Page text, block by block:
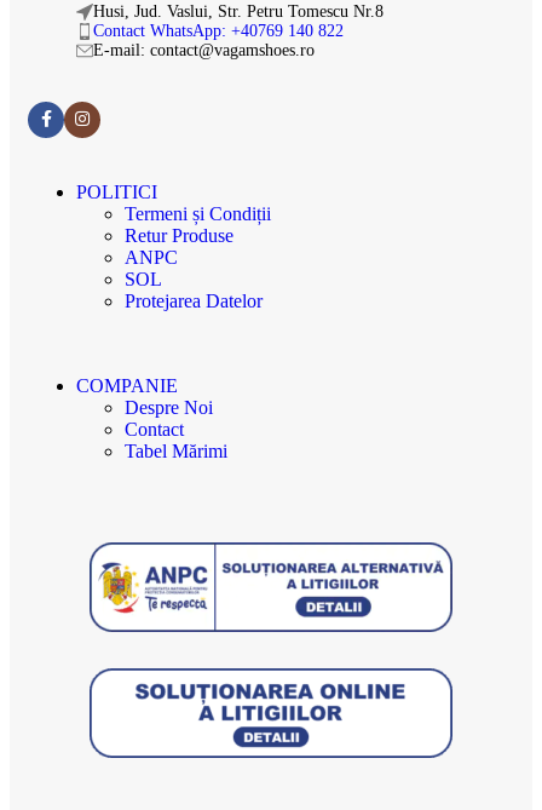
Husi, Jud. Vaslui, Str. Petru Tomescu Nr.8
Contact WhatsApp: +40769 140 822
E-mail: contact@vagamshoes.ro
POLITICI
Termeni și Condiții
Retur Produse
ANPC
SOL
Protejarea Datelor
COMPANIE
Despre Noi
Contact
Tabel Mărimi